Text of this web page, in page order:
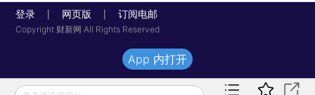
登录 网页版 订阅电邮
Copyright 财新网 All Rights Reserved
App 内打开